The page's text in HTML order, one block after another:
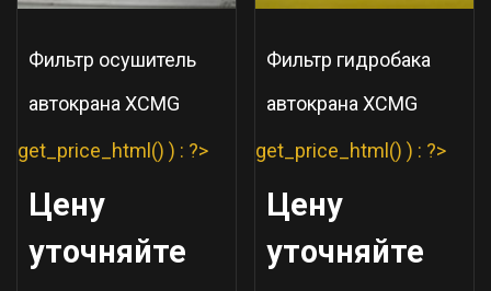
Фильтр осушитель
автокрана XCMG
get_price_html() ) : ?>
Цену
уточняйте
Фильтр гидробака
автокрана XCMG
get_price_html() ) : ?>
Цену
уточняйте